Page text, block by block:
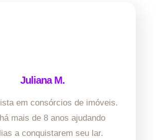
Juliana M.
em consórcios de imóveis.
mais de 8 anos ajudando
a conquistarem seu lar.